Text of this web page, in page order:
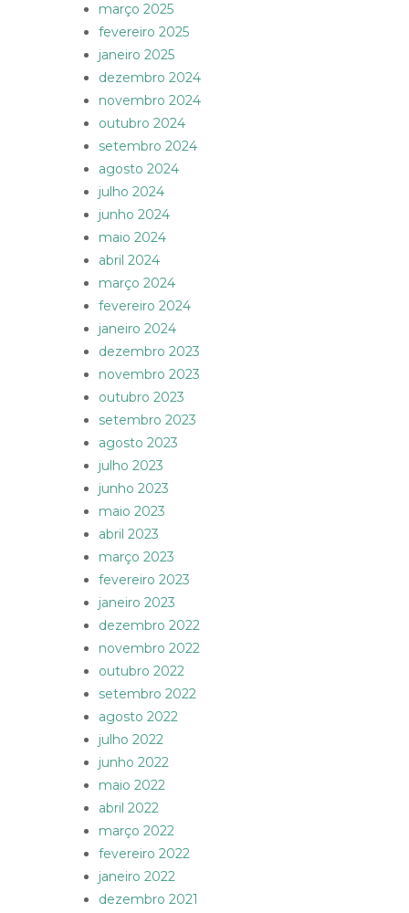
março 2025
fevereiro 2025
janeiro 2025
dezembro 2024
novembro 2024
outubro 2024
setembro 2024
agosto 2024
julho 2024
junho 2024
maio 2024
abril 2024
março 2024
fevereiro 2024
janeiro 2024
dezembro 2023
novembro 2023
outubro 2023
setembro 2023
agosto 2023
julho 2023
junho 2023
maio 2023
abril 2023
março 2023
fevereiro 2023
janeiro 2023
dezembro 2022
novembro 2022
outubro 2022
setembro 2022
agosto 2022
julho 2022
junho 2022
maio 2022
abril 2022
março 2022
fevereiro 2022
janeiro 2022
dezembro 2021